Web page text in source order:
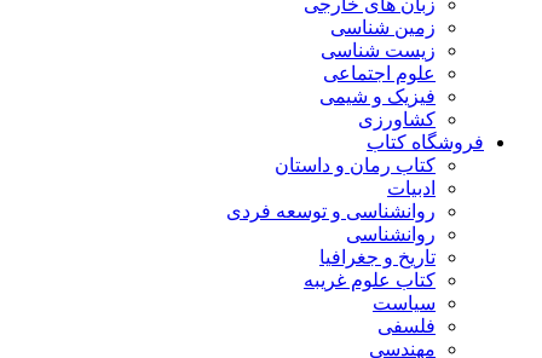
زمین شناسی
زیست شناسی
علوم اجتماعی
فیزیک و شیمی
کشاورزی
فروشگاه کتاب
کتاب رمان و داستان
ادبیات
روانشناسی و توسعه فردی
روانشناسی
تاریخ و جغرافیا
کتاب علوم غریبه
سیاست
فلسفی
مهندسی